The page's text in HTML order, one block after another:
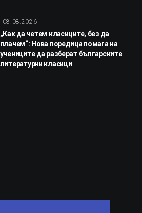
08.08.2026
„Как да четем класиците, без да
плачем“: Нова поредица помага на
учениците да разберат българските
литературни класици